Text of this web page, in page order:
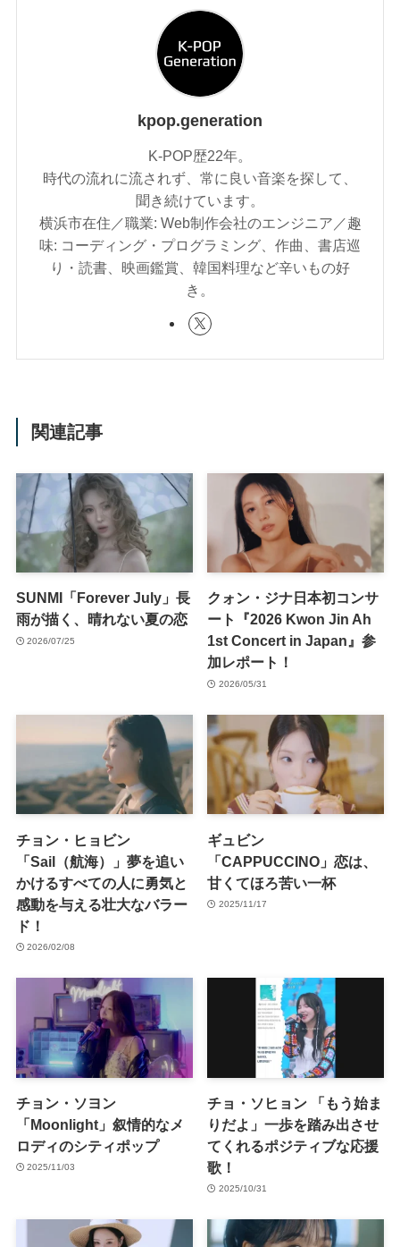
kpop.generation
K-POP歴22年。
時代の流れに流されず、常に良い音楽を探して、
聞き続けています。
横浜市在住／職業: Web制作会社のエンジニア／趣
味: コーディング・プログラミング、作曲、書店巡
り・読書、映画鑑賞、韓国料理など辛いもの好
き。
関連記事
SUNMI「Forever July」長
雨が描く、晴れない夏の恋
2026/07/25
クォン・ジナ日本初コンサ
ート『2026 Kwon Jin Ah
1st Concert in Japan』参
加レポート！
2026/05/31
チョン・ヒョビン
「Sail（航海）」夢を追い
かけるすべての人に勇気と
感動を与える壮大なバラー
ド！
2026/02/08
ギュビン
「CAPPUCCINO」恋は、
甘くてほろ苦い一杯
2025/11/17
チョン・ソヨン
「Moonlight」叙情的なメ
ロディのシティポップ
2025/11/03
チョ・ソヒョン 「もう始ま
りだよ」一歩を踏み出させ
てくれるポジティブな応援
歌！
2025/10/31